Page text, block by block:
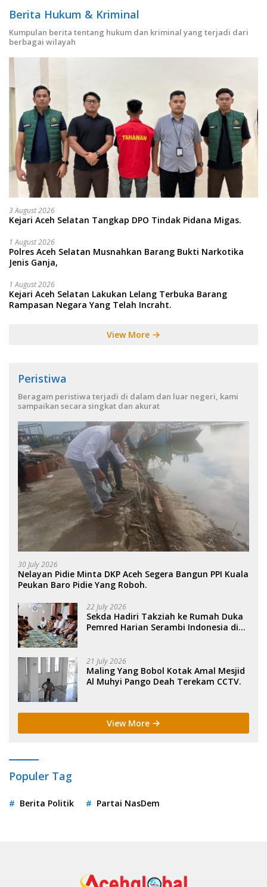
Berita Hukum & Kriminal
Kumpulan berita tentang hukum dan kriminal yang terjadi dari
berbagai wilayah
3 August 2026
Kejari Aceh Selatan Tangkap DPO Tindak Pidana Migas.
1 August 2026
Polres Aceh Selatan Musnahkan Barang Bukti Narkotika
Jenis Ganja,
1 August 2026
Kejari Aceh Selatan Lakukan Lelang Terbuka Barang
Rampasan Negara Yang Telah Incraht.
View More
Peristiwa
Beragam peristiwa terjadi di dalam dan luar negeri, kami
sampaikan secara singkat dan akurat
30 July 2026
Nelayan Pidie Minta DKP Aceh Segera Bangun PPI Kuala
Peukan Baro Pidie Yang Roboh.
22 July 2026
Sekda Hadiri Takziah ke Rumah Duka
Pemred Harian Serambi Indonesia di
21 July 2026
Maling Yang Bobol Kotak Amal Mesjid
Al Muhyi Pango Deah Terekam CCTV.
View More
Populer Tag
Berita Politik Partai NasDem